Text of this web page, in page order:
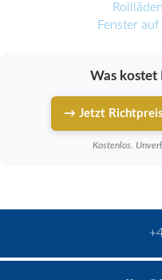
Fenster
Was kostet
→ Jetzt
Kostenlos.